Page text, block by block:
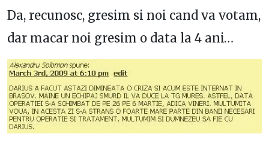
Da, recunosc, gresim si noi cand va votam,
dar macar noi gresim o data la 4 ani…